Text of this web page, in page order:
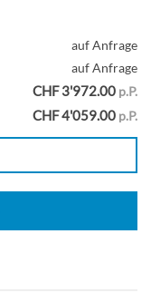
auf Anfrage
auf Anfrage
CHF 3'972.00 p.P.
CHF 4'059.00 p.P.